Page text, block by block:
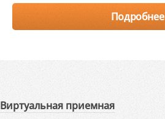
Подробнее
Виртуальная приемная